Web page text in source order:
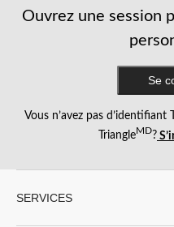
Ouvrez une session
Se
Vous n’avez pas d’identifiant
TriangleMD?
SERVICES